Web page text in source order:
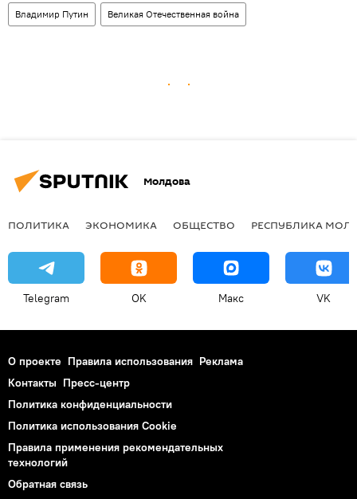
Владимир Путин Великая Отечественная война
Молдова
ПОЛИТИКА ЭКОНОМИКА ОБЩЕСТВО РЕСПУБЛИКА
Telegram OK Макс VK
О проекте Правила использования Реклама
Контакты Пресс-центр
Политика конфиденциальности
Политика использования Cookie
Правила применения рекомендательных
технологий
Обратная связь